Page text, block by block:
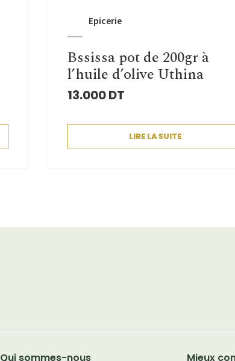
Epicerie
Bssissa pot de 200gr à
l’huile d’olive Uthina
13.000DT
LIRE LA SUITE
Qui sommes-nous Mieux